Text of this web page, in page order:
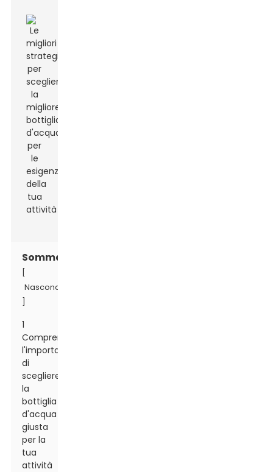
Sommario
Nascondere
1
Comprendere
l'importanza
di
scegliere
la
bottiglia
d'acqua
giusta
per la
tua
attività